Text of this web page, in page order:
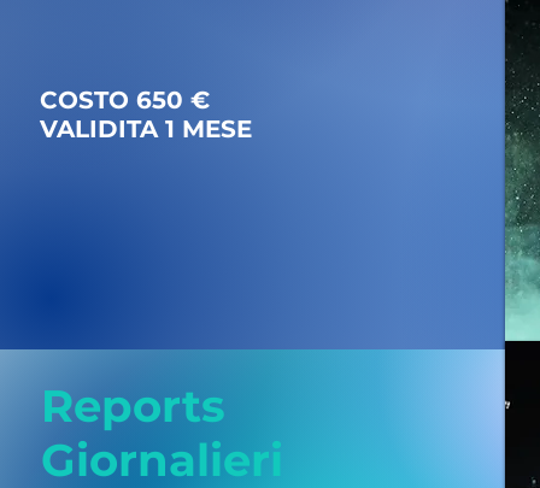
COSTO 650 €
VALIDITA 1 MESE
Reports
Giornalieri